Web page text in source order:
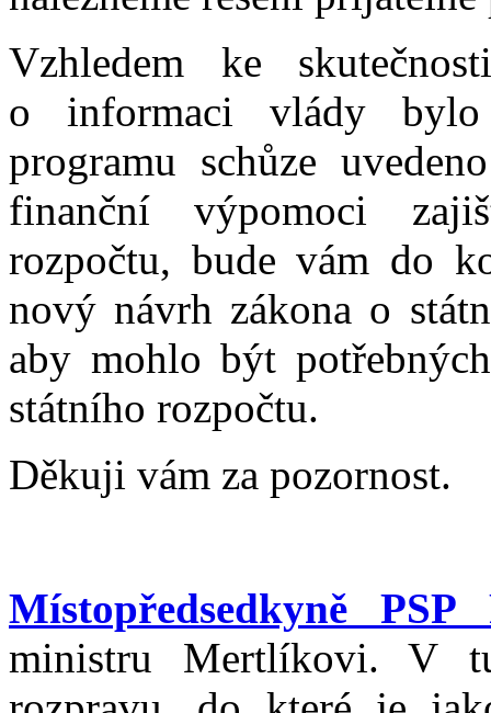
Vzhledem ke
o informaci vlády bylo
programu schůze
finanční výpomoci
rozpočtu, bude vám do
nový návrh zákona o
aby mohlo být
státního rozpočtu.
Děkuji vám za pozornost.
Místopředsedkyně
ministru Mertlíkovi. V